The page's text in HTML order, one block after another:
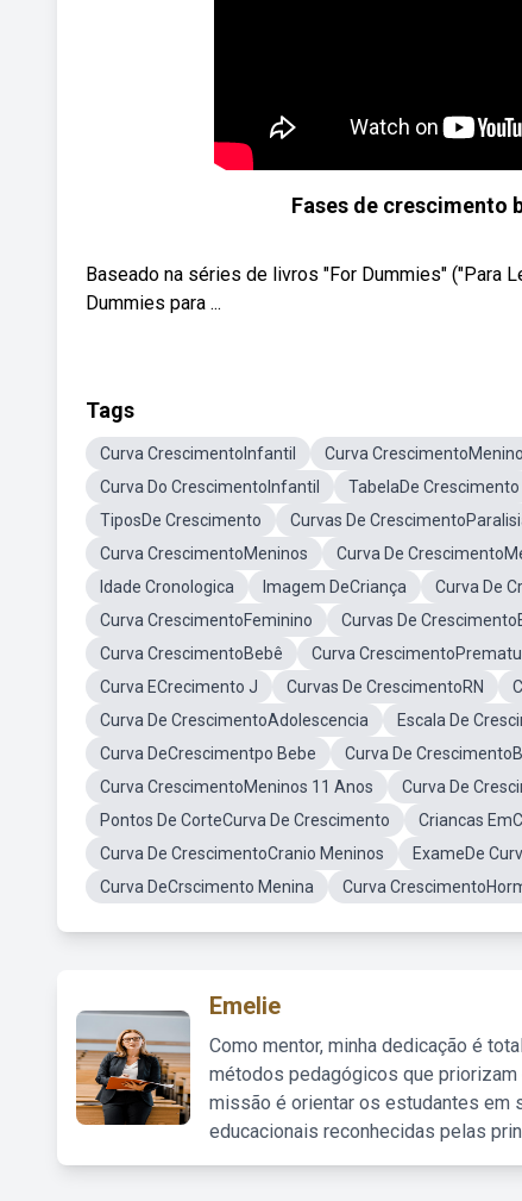
Fases de crescimento
Baseado na séries de livros "For Dummies" ("Para
Dummies para ...
Tags
Curva CrescimentoInfantil Curva CrescimentoMenino
Curva Do CrescimentoInfantil
TabelaDe Crescimento
TiposDe Crescimento
Curvas De
Curva CrescimentoMeninos
Curva De
Idade Cronologica
Imagem DeCriança Curva De
Curva CrescimentoFeminino
Curvas De
Curva CrescimentoBebê
Curva
Curva ECrecimento J
Curvas De CrescimentoRN
Curva De CrescimentoAdolescencia
Escala De
Curva DeCrescimentpo Bebe
Curva De
Curva CrescimentoMeninos 11 Anos
Curva De
Pontos De CorteCurva De Crescimento
Criancas
Curva De CrescimentoCranio Meninos
ExameDe
Curva DeCrscimento Menina
Curva
Emelie
Como mentor, minha dedicação é
métodos pedagógicos que
missão é orientar os estudantes em
educacionais reconhecidas pelas